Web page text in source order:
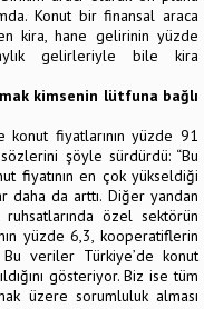
Konut bir finansal araca
kira, hane gelirinin yüzde
gelirleriyle bile kira
kimsenin lütfuna bağlı
konut fiyatlarının yüzde 91
sözlerini şöyle sürdürdü: “Bu
fiyatının en çok yükseldiği
daha da arttı. Diğer yandan
özel sektörün
yüzde 6,3, kooperatiflerin
veriler Türkiye’de konut
gösteriyor. Biz ise tüm
üzere sorumluluk alması